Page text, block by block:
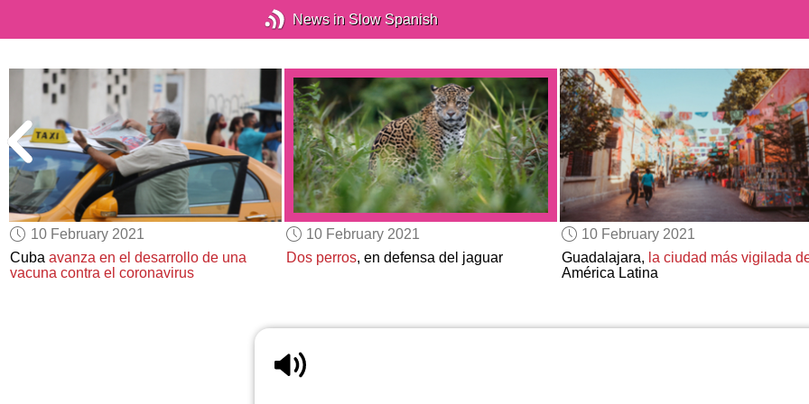
News in Slow Spanish
10 February 2021
Cubaavanza en el desarrollo de una
vacuna contra el coronavirus
10 February 2021
Dos perros, en defensa del jaguar
10 February 2021
Guadalajara, la ciudad más vigilada
América Latina